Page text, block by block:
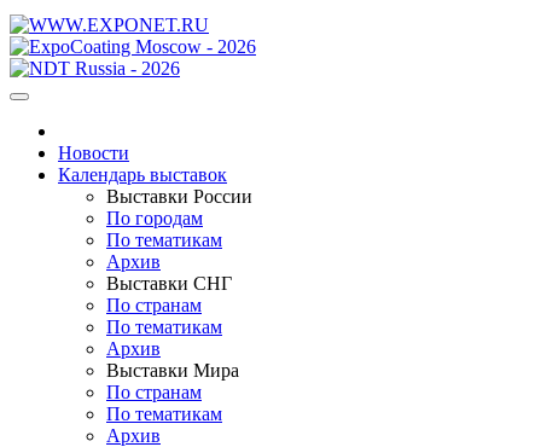
Новости
Календарь выставок
Выставки России
По городам
По тематикам
Архив
Выставки СНГ
По странам
По тематикам
Архив
Выставки Мира
По странам
По тематикам
Архив